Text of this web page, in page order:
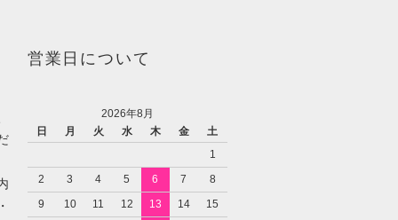
営業日について
2026年8月
日
月 火 水 木 金
土
1
2
3 4 5 6 7
8
9
10 11 12 13 14
15